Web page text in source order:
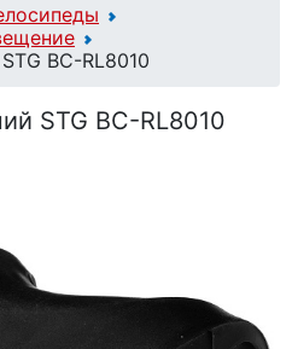
BC-RL8010
STG BC-RL8010